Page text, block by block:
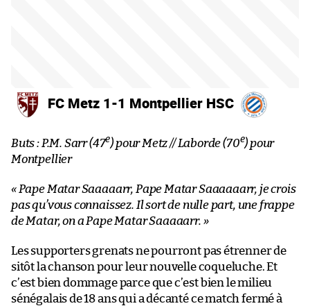
FC Metz 1-1 Montpellier HSC
Buts : P.M. Sarr (47e) pour Metz // Laborde (70e) pour
Montpellier
« Pape Matar Saaaaarr, Pape Matar Saaaaaarr, je crois
pas qu’vous connaissez. Il sort de nulle part, une frappe
de Matar, on a Pape Matar Saaaaarr. »
Les supporters grenats ne pourront pas étrenner de
sitôt la chanson pour leur nouvelle coqueluche. Et
c’est bien dommage parce que c’est bien le milieu
sénégalais de 18 ans qui a décanté ce match fermé à